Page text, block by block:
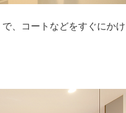
、コートなどをすぐにかけ